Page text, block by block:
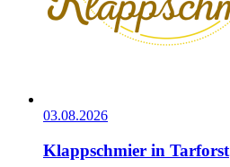
03.08.2026
Klappschmier in Tarforst